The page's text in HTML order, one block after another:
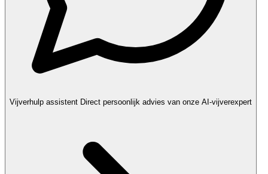
Vijverhulp assistent Direct persoonlijk advies van onze AI-vijverexpert